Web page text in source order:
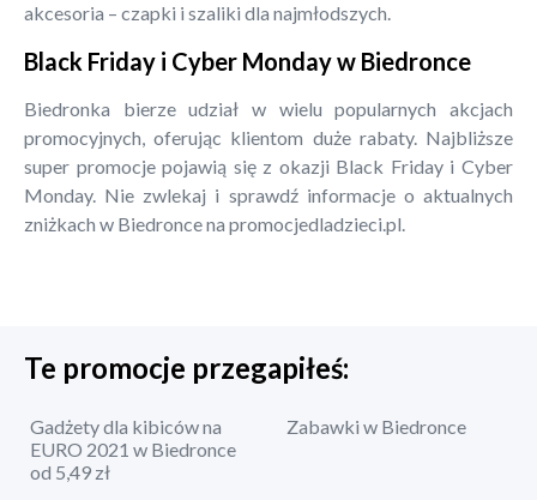
akcesoria – czapki i szaliki dla najmłodszych.
Black Friday i Cyber Monday w Biedronce
Biedronka bierze udział w wielu popularnych akcjach
promocyjnych, oferując klientom duże rabaty. Najbliższe
super promocje pojawią się z okazji Black Friday i Cyber
Monday. Nie zwlekaj i sprawdź informacje o aktualnych
zniżkach w Biedronce na promocjedladzieci.pl.
Te promocje przegapiłeś:
Gadżety dla kibiców na
EURO 2021 w Biedronce
od 5,49 zł
Zabawki w Biedronce